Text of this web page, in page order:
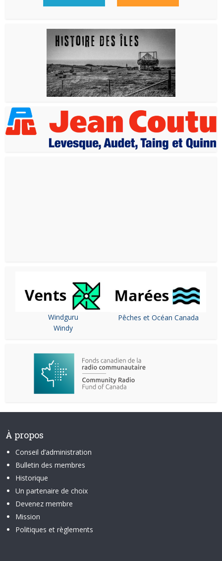
Windguru
Windy
Pêches et Océan Canada
À propos
Conseil d’administration
Bulletin des membres
Historique
Un partenaire de choix
Devenez membre
Mission
Politiques et règlements